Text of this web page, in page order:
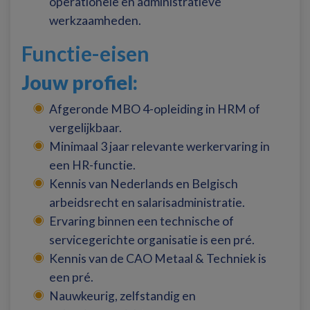
werkzaamheden.
Functie-eisen
Jouw profiel:
Afgeronde MBO 4-opleiding in HRM of
vergelijkbaar.
Minimaal 3 jaar relevante werkervaring in
een HR-functie.
Kennis van Nederlands en Belgisch
arbeidsrecht en salarisadministratie.
Ervaring binnen een technische of
servicegerichte organisatie is een pré.
Kennis van de CAO Metaal & Techniek is
een pré.
Nauwkeurig, zelfstandig en